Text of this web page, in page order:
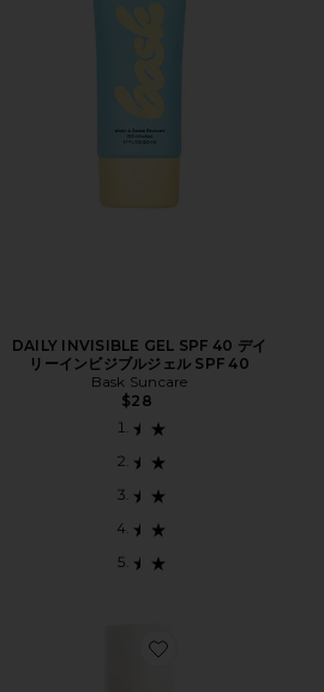
DAILY INVISIBLE GEL SPF 40 デイ
リーインビジブルジェル SPF 40
Bask Suncare
$28
Favorite SALT AIR オー